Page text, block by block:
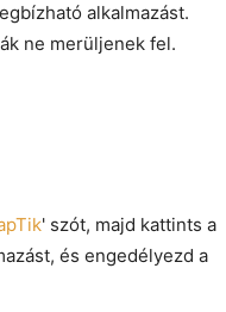
alkalmazást.
ne merüljenek fel.
' szót, majd kattints a
és engedélyezd a